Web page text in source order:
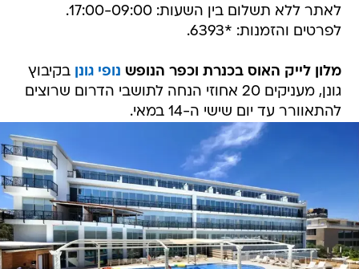
לאתר ללא תשלום בין השעות: 17:00-09:00.
לפרטים והזמנות: *6393.
מלון לייק האוס בכנרת וכפר הנופש נופי גונן בקיבוץ
גונן, מעניקים 20 אחוזי הנחה לתושבי הדרום שרוצים
להתאוורר עד יום שישי ה-14 במאי.